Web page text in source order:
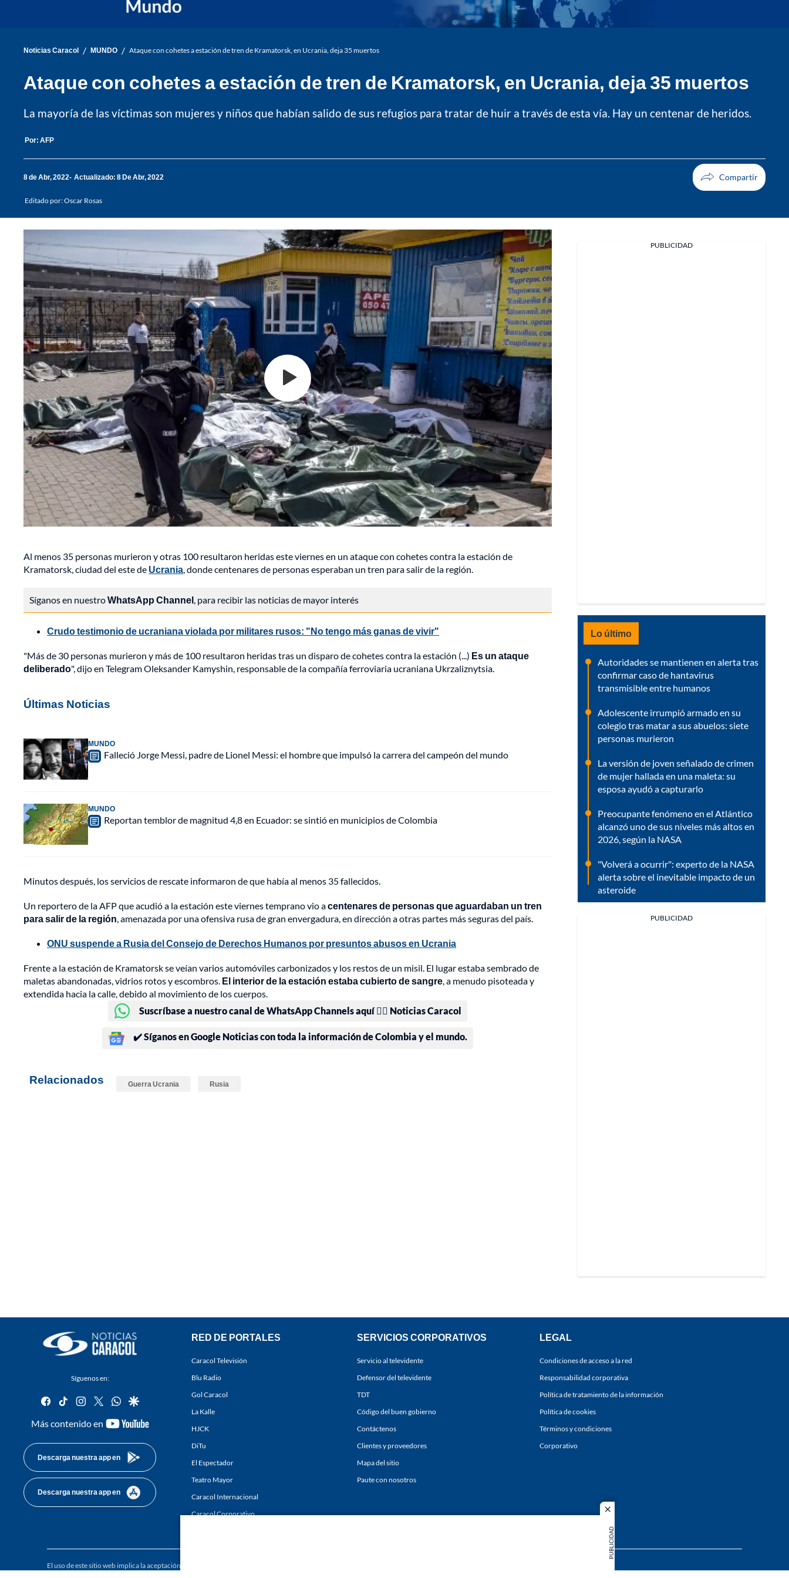
close
PUBLICIDAD
Noticias Caracol / MUNDO / Ataque con cohetes a estación de tren de Kramatorsk, en Ucrania, deja 35 muertos
Ataque con cohetes a estación de tren de Kramatorsk, en Ucrania, deja 35 muertos
La mayoría de las víctimas son mujeres y niños que habían salido de sus refugios para tratar de huir a través de esta vía. Hay un centenar de heridos.
Por: AFP
8 de Abr, 2022 Actualizado: 8 De Abr, 2022
Editado por:Oscar Rosas
Al menos 35 personas murieron y otras 100 resultaron heridas este viernes en un ataque con cohetes contra la estación de
Kramatorsk, ciudad del este de Ucrania, donde centenares de personas esperaban un tren para salir de la región.
Síganos en nuestroWhatsApp Channel, para recibir las noticias de mayor interés
Crudo testimonio de ucraniana violada por militares rusos: "No tengo más ganas de vivir"
"Más de 30 personas murieron y más de 100 resultaron heridas tras un disparo de cohetes contra la estación (...) Es un ataque
deliberado", dijo en Telegram Oleksander Kamyshin, responsable de la compañía ferroviaria ucraniana Ukrzaliznytsia.
Últimas Noticias
MUNDO
Falleció Jorge Messi, padre de Lionel Messi: el hombre que impulsó la carrera del campeón del mundo
MUNDO
Reportan temblor de magnitud 4,8 en Ecuador: se sintió en municipios de Colombia
Minutos después, los servicios de rescate informaron de que había al menos 35 fallecidos.
Un reportero de la AFP que acudió a la estación este viernes temprano vio acentenares de personas que aguardaban un tren
para salir de la región, amenazada por una ofensiva rusa de gran envergadura, en dirección a otras partes más seguras del país.
ONU suspende a Rusia del Consejo de Derechos Humanos por presuntos abusos en Ucrania
Frente a la estación de Kramatorsk se veían varios automóviles carbonizados y los restos de un misil. El lugar estaba sembrado de
maletas abandonadas, vidrios rotos y escombros. El interior de la estación estaba cubierto de sangre, a menudo pisoteada y
extendida hacia la calle, debido al movimiento de los cuerpos.
Suscríbase a nuestro canal de WhatsApp Channels aquí 👉🏻 Noticias Caracol
✔️ Síganos en Google Noticias con toda la información de Colombia y el mundo.
Relacionados Guerra Ucrania Rusia
PUBLICIDAD
Lo último
Autoridades se mantienen en alerta tras
confirmar caso de hantavirus
transmisible entre humanos
Adolescente irrumpió armado en su
colegio tras matar a sus abuelos: siete
personas murieron
La versión de joven señalado de crimen
de mujer hallada en una maleta: su
esposa ayudó a capturarlo
Preocupante fenómeno en el Atlántico
alcanzó uno de sus niveles más altos en
2026, según la NASA
"Volverá a ocurrir": experto de la NASA
alerta sobre el inevitable impacto de un
asteroide
PUBLICIDAD
Síguenos en:
facebook
tiktok instagram
twitterwhatsapp
google
Más contenido en
youtube-
Descarga nuestra app en
Descarga nuestra app en
RED DE PORTALES
Caracol Televisión
Blu Radio
Gol Caracol
La Kalle
HJCK
DiTu
El Espectador
Teatro Mayor
Caracol Internacional
Caracol Corporativo
SERVICIOS CORPORATIVOS
Servicio al televidente
Defensor del televidente
TDT
Código del buen gobierno
Contáctenos
Clientes y proveedores
Mapa del sitio
Paute con nosotros
LEGAL
Condiciones de acceso a la red
Responsabilidad corporativa
Política de tratamiento de la información
Política de cookies
Términos y condiciones
Corporativo
El uso de este sitio web implica la aceptación de los